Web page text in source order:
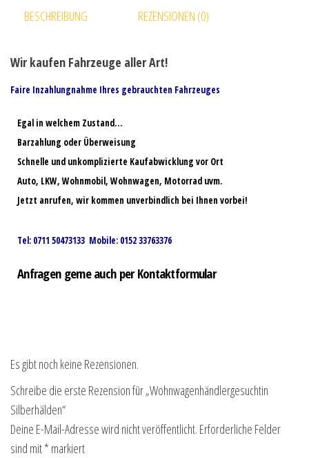
BESCHREIBUNG REZENSIONEN (0)
Wir kaufen Fahrzeuge aller Art!
Faire Inzahlungnahme Ihres gebrauchten Fahrzeuges
Egal in welchem Zustand…
Barzahlung oder Überweisung
Schnelle und unkomplizierte Kaufabwicklung vor Ort
Auto, LKW, Wohnmobil, Wohnwagen, Motorrad uvm.
Jetzt anrufen, wir kommen unverbindlich bei Ihnen vorbei!
Tel: 0711 50473133 Mobile: 0152 33763376
Anfragen gerne auch per Kontaktformular
Es gibt noch keine Rezensionen.
Schreibe die erste Rezension für „Wohnwagenhändlergesuchtin
Silberhälden“
Deine E-Mail-Adresse wird nicht veröffentlicht. Erforderliche Felder
sind mit* markiert